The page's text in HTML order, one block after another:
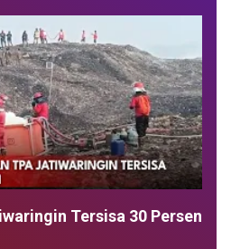
Tersisa 30 Persen